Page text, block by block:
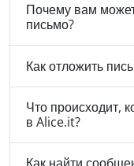
Почему вам
письмо?
Как отложить
Что происходит,
в Alice.it?